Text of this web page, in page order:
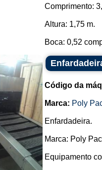
Comprimento:
Altura: 1,75 m.
Boca: 0,52
Código da
Marca: Poly
Enfardadeira.
Marca: Poly
Equipamento